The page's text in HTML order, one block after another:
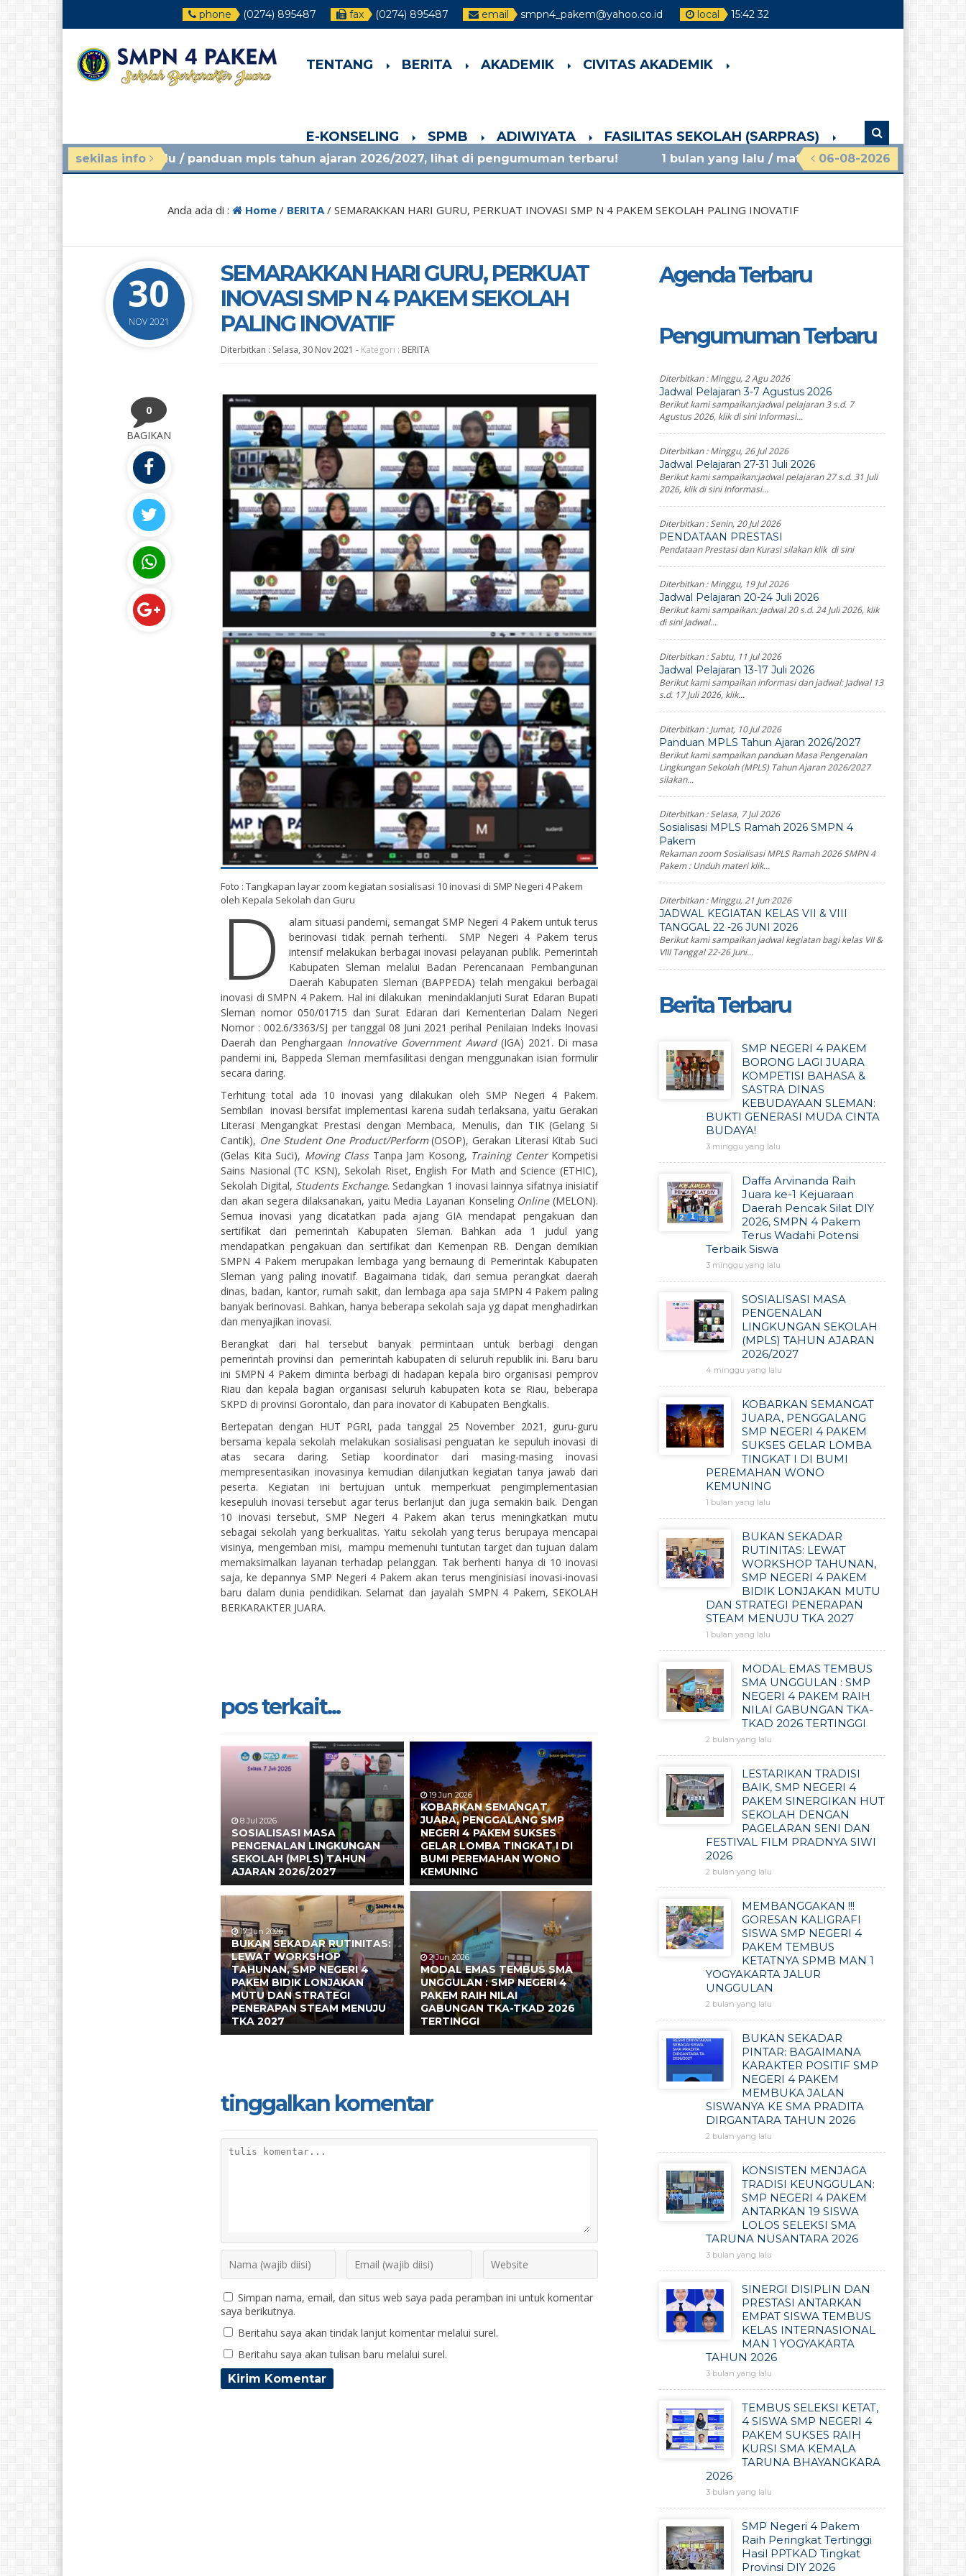
phone (0274) 895487 fax (0274) 895487 email smpn4_pakem@yahoo.co.id local 15:42 34
TENTANG BERITA AKADEMIK CIVITAS AKADEMIK
E-KONSELING SPMB ADIWIYATA FASILITAS SEKOLAH (SARPRAS)
sekilas info 06-08-2026
yang lalu/ panduan mpls tahun ajaran 2026/2027, lihat di pengumuman terbaru! 1 bulan yang lalu / materi sosialisasi mpls ramah 2026 smpn 4
Anda ada di : Home / BERITA/ SEMARAKKAN HARI GURU, PERKUAT INOVASI SMP N 4 PAKEM SEKOLAH PALING INOVATIF
30
NOV 2021
SEMARAKKAN HARI GURU, PERKUAT
INOVASI SMP N 4 PAKEM SEKOLAH
PALING INOVATIF
Diterbitkan : Selasa, 30 Nov 2021 - Kategori : BERITA
0
BAGIKAN
Foto : Tangkapan layar zoom kegiatan sosialisasi 10 inovasi di SMP Negeri 4 Pakem
oleh Kepala Sekolah dan Guru
D
alam situasi pandemi, semangat SMP Negeri 4 Pakem untuk terus
berinovasi tidak pernah terhenti. SMP Negeri 4 Pakem terus
intensif melakukan berbagai inovasi pelayanan publik. Pemerintah
Kabupaten Sleman melalui Badan Perencanaan Pembangunan
Daerah Kabupaten Sleman (BAPPEDA) telah mengakui berbagai
inovasi di SMPN 4 Pakem. Hal ini dilakukan menindaklanjuti Surat Edaran Bupati
Sleman nomor 050/01715 dan Surat Edaran dari Kementerian Dalam Negeri
Nomor : 002.6/3363/SJ per tanggal 08 Juni 2021 perihal Penilaian Indeks Inovasi
Daerah dan Penghargaan Innovative Government Award(IGA) 2021. Di masa
pandemi ini, Bappeda Sleman memfasilitasi dengan menggunakan isian formulir
secara daring.
Terhitung total ada 10 inovasi yang dilakukan oleh SMP Negeri 4 Pakem.
Sembilan inovasi bersifat implementasi karena sudah terlaksana, yaitu Gerakan
Literasi Mengangkat Prestasi dengan Membaca, Menulis, dan TIK (Gelang Si
Cantik), One Student One Product/Perform(OSOP), Gerakan Literasi Kitab Suci
(Gelas Kita Suci), Moving ClassTanpa Jam Kosong, Training CenterKompetisi
Sains Nasional (TC KSN), Sekolah Riset, English For Math and Science (ETHIC),
Sekolah Digital, Students Exchange. Sedangkan 1 inovasi lainnya sifatnya inisiatif
dan akan segera dilaksanakan, yaitu Media Layanan Konseling Online(MELON).
Semua inovasi yang dicatatkan pada ajang GIA mendapat pengakuan dan
sertifikat dari pemerintah Kabupaten Sleman. Bahkan ada 1 judul yang
mendapatkan pengakuan dan sertifikat dari Kemenpan RB. Dengan demikian
SMPN 4 Pakem merupakan lembaga yang bernaung di Pemerintak Kabupaten
Sleman yang paling inovatif. Bagaimana tidak, dari semua perangkat daerah
dinas, badan, kantor, rumah sakit, dan lembaga apa saja SMPN 4 Pakem paling
banyak berinovasi. Bahkan, hanya beberapa sekolah saja yg dapat menghadirkan
dan menyajikan inovasi.
Berangkat dari hal tersebut banyak permintaan untuk berbagi dengan
pemerintah provinsi dan pemerintah kabupaten di seluruh republik ini. Baru baru
ini SMPN 4 Pakem diminta berbagi di hadapan kepala biro organisasi pemprov
Riau dan kepala bagian organisasi seluruh kabupaten kota se Riau, beberapa
SKPD di provinsi Gorontalo, dan para inovator di Kabupaten Bengkalis.
Bertepatan dengan HUT PGRI, pada tanggal 25 November 2021, guru-guru
bersama kepala sekolah melakukan sosialisasi penguatan ke sepuluh inovasi di
atas secara daring. Setiap koordinator dari masing-masing inovasi
mempresentasikan inovasinya kemudian dilanjutkan kegiatan tanya jawab dari
peserta. Kegiatan ini bertujuan untuk memperkuat pengimplementasian
kesepuluh inovasi tersebut agar terus berlanjut dan juga semakin baik. Dengan
10 inovasi tersebut, SMP Negeri 4 Pakem akan terus meningkatkan mutu
sebagai sekolah yang berkualitas. Yaitu sekolah yang terus berupaya mencapai
visinya, mengemban misi, mampu memenuhi tuntutan target dan tujuan dalam
memaksimalkan layanan terhadap pelanggan. Tak berhenti hanya di 10 inovasi
saja, ke depannya SMP Negeri 4 Pakem akan terus menginisiasi inovasi-inovasi
baru dalam dunia pendidikan. Selamat dan jayalah SMPN 4 Pakem, SEKOLAH
BERKARAKTER JUARA.
pos terkait...
8 Jul 2026
SOSIALISASI MASA
PENGENALAN LINGKUNGAN
SEKOLAH (MPLS) TAHUN
AJARAN 2026/2027
19 Jun 2026
KOBARKAN SEMANGAT
JUARA, PENGGALANG SMP
NEGERI 4 PAKEM SUKSES
GELAR LOMBA TINGKAT I DI
BUMI PEREMAHAN WONO
KEMUNING
17 Jun 2026
BUKAN SEKADAR RUTINITAS:
LEWAT WORKSHOP
TAHUNAN, SMP NEGERI 4
PAKEM BIDIK LONJAKAN
MUTU DAN STRATEGI
PENERAPAN STEAM MENUJU
TKA 2027
2 Jun 2026
MODAL EMAS TEMBUS SMA
UNGGULAN : SMP NEGERI 4
PAKEM RAIH NILAI
GABUNGAN TKA-TKAD 2026
TERTINGGI
tinggalkan komentar
Simpan nama, email, dan situs web saya pada peramban ini untuk komentar
saya berikutnya.
Beritahu saya akan tindak lanjut komentar melalui surel.
Beritahu saya akan tulisan baru melalui surel.
Agenda Terbaru
Pengumuman Terbaru
Diterbitkan :Minggu, 2 Agu 2026
Jadwal Pelajaran 3-7 Agustus 2026
Berikut kami sampaikan:jadwal pelajaran 3 s.d. 7
Agustus 2026, klik di sini Informasi...
Diterbitkan :Minggu, 26 Jul 2026
Jadwal Pelajaran 27-31 Juli 2026
Berikut kami sampaikan:jadwal pelajaran 27 s.d. 31 Juli
2026, klik di sini Informasi...
Diterbitkan :Senin, 20 Jul 2026
PENDATAAN PRESTASI
Pendataan Prestasi dan Kurasi silakan klik di sini
Diterbitkan :Minggu, 19 Jul 2026
Jadwal Pelajaran 20-24 Juli 2026
Berikut kami sampaikan: Jadwal 20 s.d. 24 Juli 2026, klik
di sini Jadwal...
Diterbitkan :Sabtu, 11 Jul 2026
Jadwal Pelajaran 13-17 Juli 2026
Berikut kami sampaikan informasi dan jadwal: Jadwal 13
s.d. 17 Juli 2026, klik...
Diterbitkan :Jumat, 10 Jul 2026
Panduan MPLS Tahun Ajaran 2026/2027
Berikut kami sampaikan panduan Masa Pengenalan
Lingkungan Sekolah (MPLS) Tahun Ajaran 2026/2027
silakan...
Diterbitkan :Selasa, 7 Jul 2026
Sosialisasi MPLS Ramah 2026 SMPN 4
Pakem
Rekaman zoom Sosialisasi MPLS Ramah 2026 SMPN 4
Pakem : Unduh materi klik...
Diterbitkan :Minggu, 21 Jun 2026
JADWAL KEGIATAN KELAS VII & VIII
TANGGAL 22 -26 JUNI 2026
Berikut kami sampaikan jadwal kegiatan bagi kelas VII &
VIII Tanggal 22-26 Juni...
Berita Terbaru
SMP NEGERI 4 PAKEM
BORONG LAGI JUARA
KOMPETISI BAHASA &
SASTRA DINAS
KEBUDAYAAN SLEMAN:
BUKTI GENERASI MUDA CINTA
BUDAYA!
3 minggu yang lalu
Daffa Arvinanda Raih
Juara ke-1 Kejuaraan
Daerah Pencak Silat DIY
2026, SMPN 4 Pakem
Terus Wadahi Potensi
Terbaik Siswa
3 minggu yang lalu
SOSIALISASI MASA
PENGENALAN
LINGKUNGAN SEKOLAH
(MPLS) TAHUN AJARAN
2026/2027
4 minggu yang lalu
KOBARKAN SEMANGAT
JUARA, PENGGALANG
SMP NEGERI 4 PAKEM
SUKSES GELAR LOMBA
TINGKAT I DI BUMI
PEREMAHAN WONO
KEMUNING
1 bulan yang lalu
BUKAN SEKADAR
RUTINITAS: LEWAT
WORKSHOP TAHUNAN,
SMP NEGERI 4 PAKEM
BIDIK LONJAKAN MUTU
DAN STRATEGI PENERAPAN
STEAM MENUJU TKA 2027
1 bulan yang lalu
MODAL EMAS TEMBUS
SMA UNGGULAN : SMP
NEGERI 4 PAKEM RAIH
NILAI GABUNGAN TKA-
TKAD 2026 TERTINGGI
2 bulan yang lalu
LESTARIKAN TRADISI
BAIK, SMP NEGERI 4
PAKEM SINERGIKAN HUT
SEKOLAH DENGAN
PAGELARAN SENI DAN
FESTIVAL FILM PRADNYA SIWI
2026
2 bulan yang lalu
MEMBANGGAKAN !!!
GORESAN KALIGRAFI
SISWA SMP NEGERI 4
PAKEM TEMBUS
KETATNYA SPMB MAN 1
YOGYAKARTA JALUR
UNGGULAN
2 bulan yang lalu
BUKAN SEKADAR
PINTAR: BAGAIMANA
KARAKTER POSITIF SMP
NEGERI 4 PAKEM
MEMBUKA JALAN
SISWANYA KE SMA PRADITA
DIRGANTARA TAHUN 2026
2 bulan yang lalu
KONSISTEN MENJAGA
TRADISI KEUNGGULAN:
SMP NEGERI 4 PAKEM
ANTARKAN 19 SISWA
LOLOS SELEKSI SMA
TARUNA NUSANTARA 2026
3 bulan yang lalu
SINERGI DISIPLIN DAN
PRESTASI ANTARKAN
EMPAT SISWA TEMBUS
KELAS INTERNASIONAL
MAN 1 YOGYAKARTA
TAHUN 2026
3 bulan yang lalu
TEMBUS SELEKSI KETAT,
4 SISWA SMP NEGERI 4
PAKEM SUKSES RAIH
KURSI SMA KEMALA
TARUNA BHAYANGKARA
2026
3 bulan yang lalu
SMP Negeri 4 Pakem
Raih Peringkat Tertinggi
Hasil PPTKAD Tingkat
Provinsi DIY 2026